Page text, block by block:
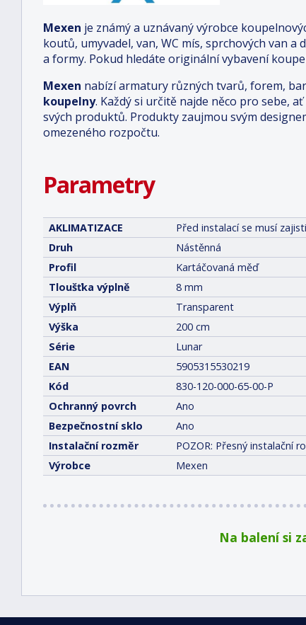
Mexen je známý a uznávaný výrobce
koutů, umyvadel, van, WC mís, sprchových van
a formy. Pokud hledáte originální vybavení
Mexen nabízí armatury různých tvarů, forem,
koupelny. Každý si určitě najde něco pro sebe,
svých produktů. Produkty zaujmou svým
omezeného rozpočtu.
Parametry
AKLIMATIZACE
Před instalací se musí
Druh
Nástěnná
Profil
Kartáčovaná měď
Tloušťka výplně
8 mm
Výplň
Transparent
Výška
200 cm
Série
Lunar
EAN
5905315530219
Kód
830-120-000-65-00-P
Ochranný povrch
Ano
Bezpečnostní sklo
Ano
Instalační rozměr
POZOR: Přesný instalační
Výrobce
Mexen
Na balení si